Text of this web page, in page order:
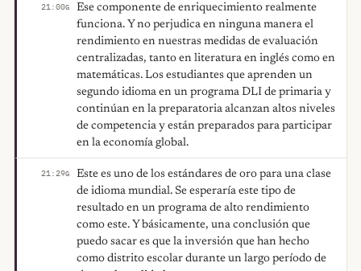
21:00G
Ese componente de enriquecimiento realmente
funciona. Y no perjudica en ninguna manera el
rendimiento en nuestras medidas de evaluación
centralizadas, tanto en literatura en inglés como en
matemáticas. Los estudiantes que aprenden un
segundo idioma en un programa DLI de primaria y
continúan en la preparatoria alcanzan altos niveles
de competencia y están preparados para participar
en la economía global.
21:29G
Este es uno de los estándares de oro para una clase
de idioma mundial. Se esperaría este tipo de
resultado en un programa de alto rendimiento
como este. Y básicamente, una conclusión que
puedo sacar es que la inversión que han hecho
como distrito escolar durante un largo período de